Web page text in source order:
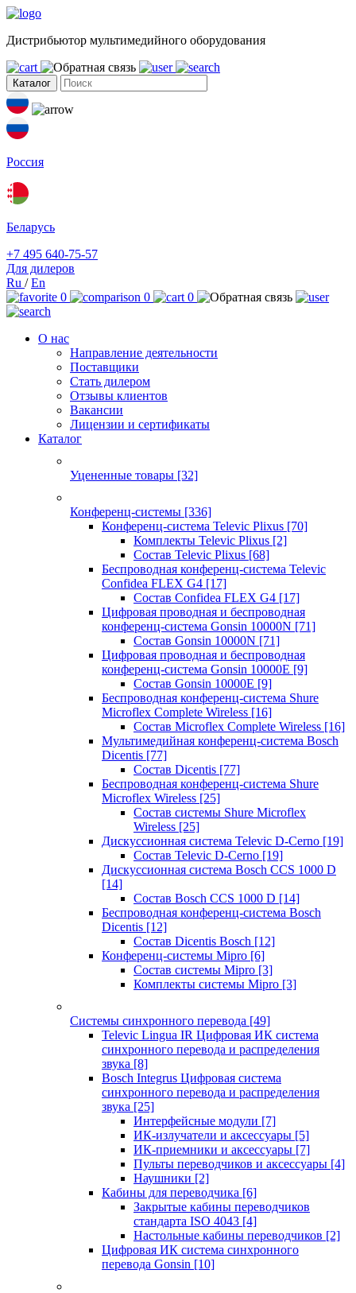
Дистрибьютор мультимедийного оборудования
Каталог
Россия
Беларусь
+7 495 640-75-57
Для дилеров
Ru /En
0
0 0
О нас
Направление деятельности
Поставщики
Стать дилером
Отзывы клиентов
Вакансии
Лицензии и сертификаты
Каталог
Уцененные товары [32]
Конференц-системы [336]
Конференц-система Televic Plixus [70]
Комплекты Televic Plixus [2]
Состав Televic Plixus [68]
Беспроводная конференц-система Televic
Confidea FLEX G4 [17]
Состав Confidea FLEX G4 [17]
Цифровая проводная и беспроводная
конференц-система Gonsin 10000N [71]
Состав Gonsin 10000N [71]
Цифровая проводная и беспроводная
конференц-система Gonsin 10000E [9]
Состав Gonsin 10000E [9]
Беспроводная конференц-система Shure
Microflex Complete Wireless [16]
Состав Microflex Complete Wireless [16]
Мультимедийная конференц-система Bosch
Dicentis [77]
Состав Dicentis [77]
Беспроводная конференц-система Shure
Microflex Wireless [25]
Состав системы Shure Microflex
Wireless [25]
Дискуссионная система Televic D-Cerno [19]
Состав Televic D-Cerno [19]
Дискуссионная система Bosch CCS 1000 D
[14]
Состав Bosch CCS 1000 D [14]
Беспроводная конференц-система Bosch
Dicentis [12]
Состав Dicentis Bosch [12]
Конференц-системы Mipro [6]
Состав системы Mipro [3]
Комплекты системы Mipro [3]
Системы синхронного перевода [49]
Televic Lingua IR Цифровая ИК система
синхронного перевода и распределения
звука [8]
Bosch Integrus Цифровая система
синхронного перевода и распределения
звука [25]
Интерфейсные модули [7]
ИК-излучатели и аксессуары [5]
ИК-приемники и аксессуары [7]
Пульты переводчиков и аксессуары [4]
Наушники [2]
Кабины для переводчика [6]
Закрытые кабины переводчиков
стандарта ISO 4043 [4]
Настольные кабины переводчиков [2]
Цифровая ИК система синхронного
перевода Gonsin [10]